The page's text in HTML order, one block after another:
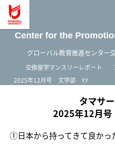
Center for the
グローバル教育推進センター
ホーム
交換留学マンスリーレポート
2025年12月号 文学部 Y.Y
タマサ
2025年12月
①日本から持ってきて良かっ